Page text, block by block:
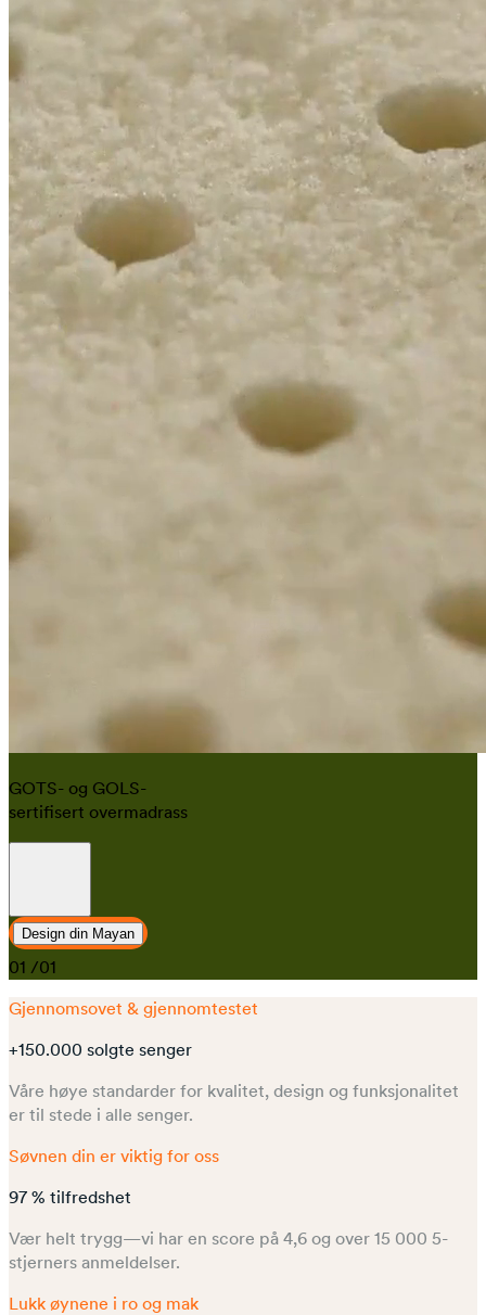
GOTS- og GOLS-
sertifisert overmadrass
Design din Mayan
01 /01
Gjennomsovet & gjennomtestet
+150.000 solgte senger
Våre høye standarder for kvalitet, design og funksjonalitet
er til stede i alle senger.
Søvnen din er viktig for oss
97 % tilfredshet
Vær helt trygg—vi har en score på 4,6 og over 15 000 5-
stjerners anmeldelser.
Lukk øynene i ro og mak